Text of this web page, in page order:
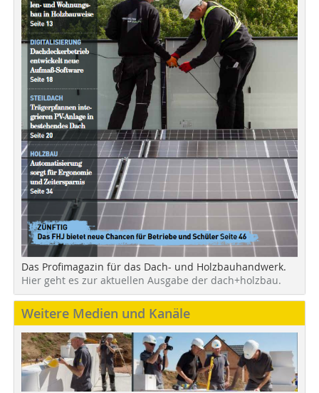
Das Profimagazin für das Dach- und Holzbauhandwerk.
Hier geht es zur aktuellen Ausgabe der dach+holzbau.
Weitere Medien und Kanäle